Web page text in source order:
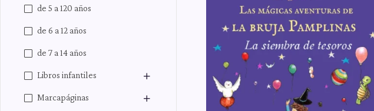
de 5 a 120 años
de 6 a 12 años
de 7 a 14 años
Libros infantiles
Marcapáginas